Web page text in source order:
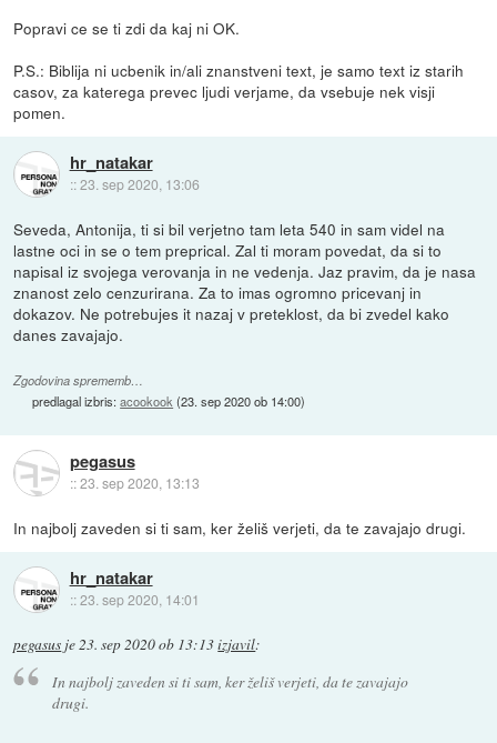
Popravi ce se ti zdi da kaj ni OK.
P.S.: Biblija ni ucbenik in/ali znanstveni text, je samo text iz starih
casov, za katerega prevec ljudi verjame, da vsebuje nek visji
pomen.
hr_natakar
::23. sep 2020, 13:06
Seveda, Antonija, ti si bil verjetno tam leta 540 in sam videl na
lastne oci in se o tem preprical. Zal ti moram povedat, da si to
napisal iz svojega verovanja in ne vedenja. Jaz pravim, da je nasa
znanost zelo cenzurirana. Za to imas ogromno pricevanj in
dokazov. Ne potrebujes it nazaj v preteklost, da bi zvedel kako
danes zavajajo.
Zgodovina sprememb…
predlagal izbris:acookook (23. sep 2020 ob 14:00)
pegasus
::23. sep 2020, 13:13
In najbolj zaveden si ti sam, ker želiš verjeti, da te zavajajo drugi.
hr_natakar
::23. sep 2020, 14:01
pegasus je23. sep 2020 ob 13:13izjavil:
In najbolj zaveden si ti sam, ker želiš verjeti, da te zavajajo
drugi.